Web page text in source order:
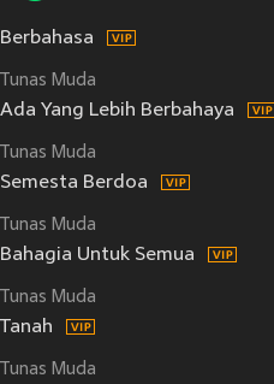
Berbahasa
Tunas Muda
Ada Yang Lebih Berbahaya
Tunas Muda
Semesta Berdoa
Tunas Muda
Bahagia Untuk Semua
Tunas Muda
Tanah
Tunas Muda